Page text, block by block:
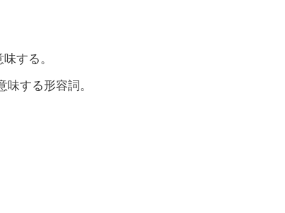
する。
する形容詞。